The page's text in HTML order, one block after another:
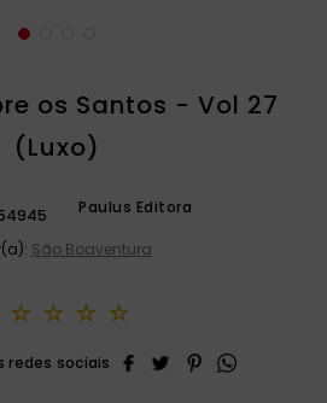
os Santos - Vol 27
(Luxo)
Paulus Editora
São Boaventura
☆ ☆ ☆ ☆